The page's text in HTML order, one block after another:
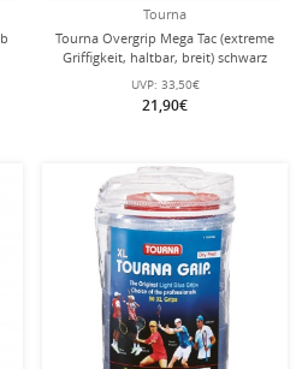
Tourna
Tourna Overgrip Mega Tac (extreme
Griffigkeit, haltbar, breit) schwarz
10er
UVP: 33,50€
21,90€